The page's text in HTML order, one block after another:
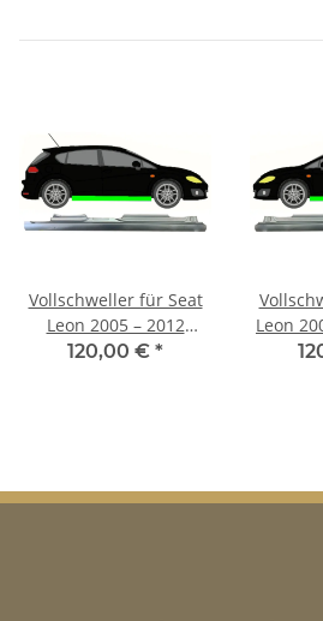
Vollschweller für Seat
Leon 2005 – 2012
rechts
120,00 € *
Leon